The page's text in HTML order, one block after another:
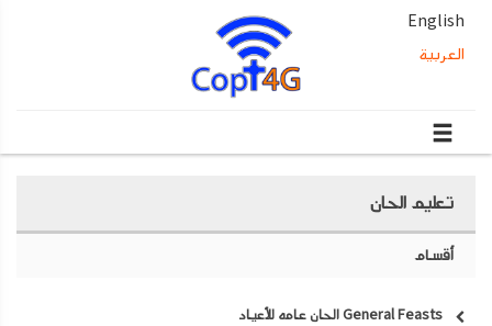
English
العربية
تعليم الحان
أقسام
General Feasts الحان عامه للأعياد